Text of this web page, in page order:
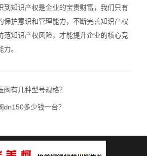
到知识产权是企业的宝贵财富，我们只有
保护意识和管理能力，不断完善知识产权
范知识产权风险，才能提升企业的核心竞
。
阀有几种型号规格？
dn150多少钱一台？